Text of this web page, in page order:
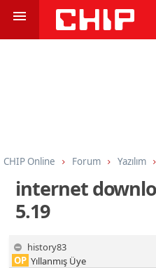
CHIP Online Forum Yazılım
internet
5.19
history83
OP Yıllanmış Üye